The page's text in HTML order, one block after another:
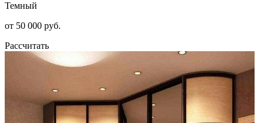
Темный
от 50 000 руб.
Рассчитать